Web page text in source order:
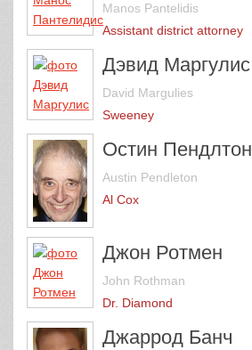
Manos Pantelidis
Assistant district attorney
Дэвид Маргулис
David Margulies
Sweeney
Остин Пендлтон
Austin Pendleton
Al Cox
Джон Ротмен
John Rothman
Dr. Diamond
Джаррод Банч